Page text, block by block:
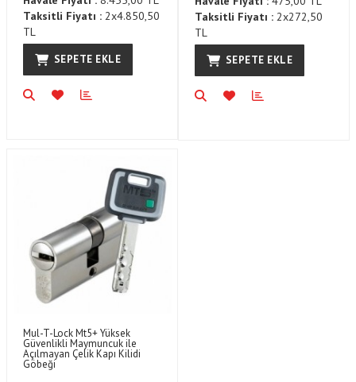
Taksitli Fiyatı : 2x4.850,50
TL
SEPETE EKLE
Taksitli Fiyatı : 2x272,50
TL
SEPETE EKLE
Mul-T-Lock Mt5+ Yüksek
Güvenlikli Maymuncuk ile
Açılmayan Çelik Kapı Kilidi
Göbeği